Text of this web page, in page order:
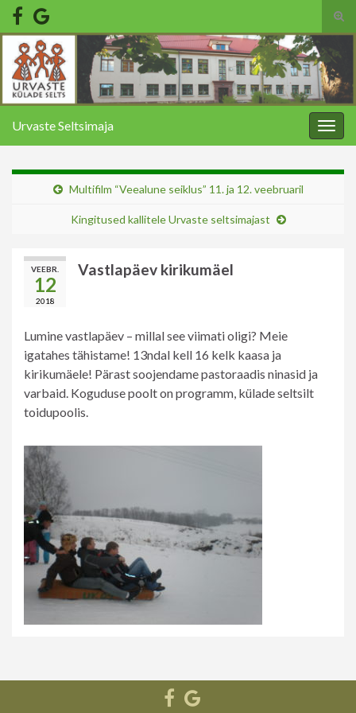
Search for:
Urvaste Seltsimaja
Multifilm “Veealune seiklus” 11. ja 12. veebruaril
Kingitused kallitele Urvaste seltsimajast
VEEBR.
12
2018
Vastlapäev kirikumäel
Lumine vastlapäev – millal see viimati oligi? Meie
igatahes tähistame! 13ndal kell 16 kelk kaasa ja
kirikumäele! Pärast soojendame pastoraadis ninasid ja
varbaid. Koguduse poolt on programm, külade seltsilt
toidupoolis.